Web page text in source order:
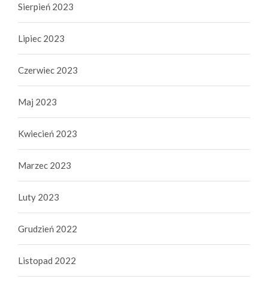
Sierpień 2023
Lipiec 2023
Czerwiec 2023
Maj 2023
Kwiecień 2023
Marzec 2023
Luty 2023
Grudzień 2022
Listopad 2022